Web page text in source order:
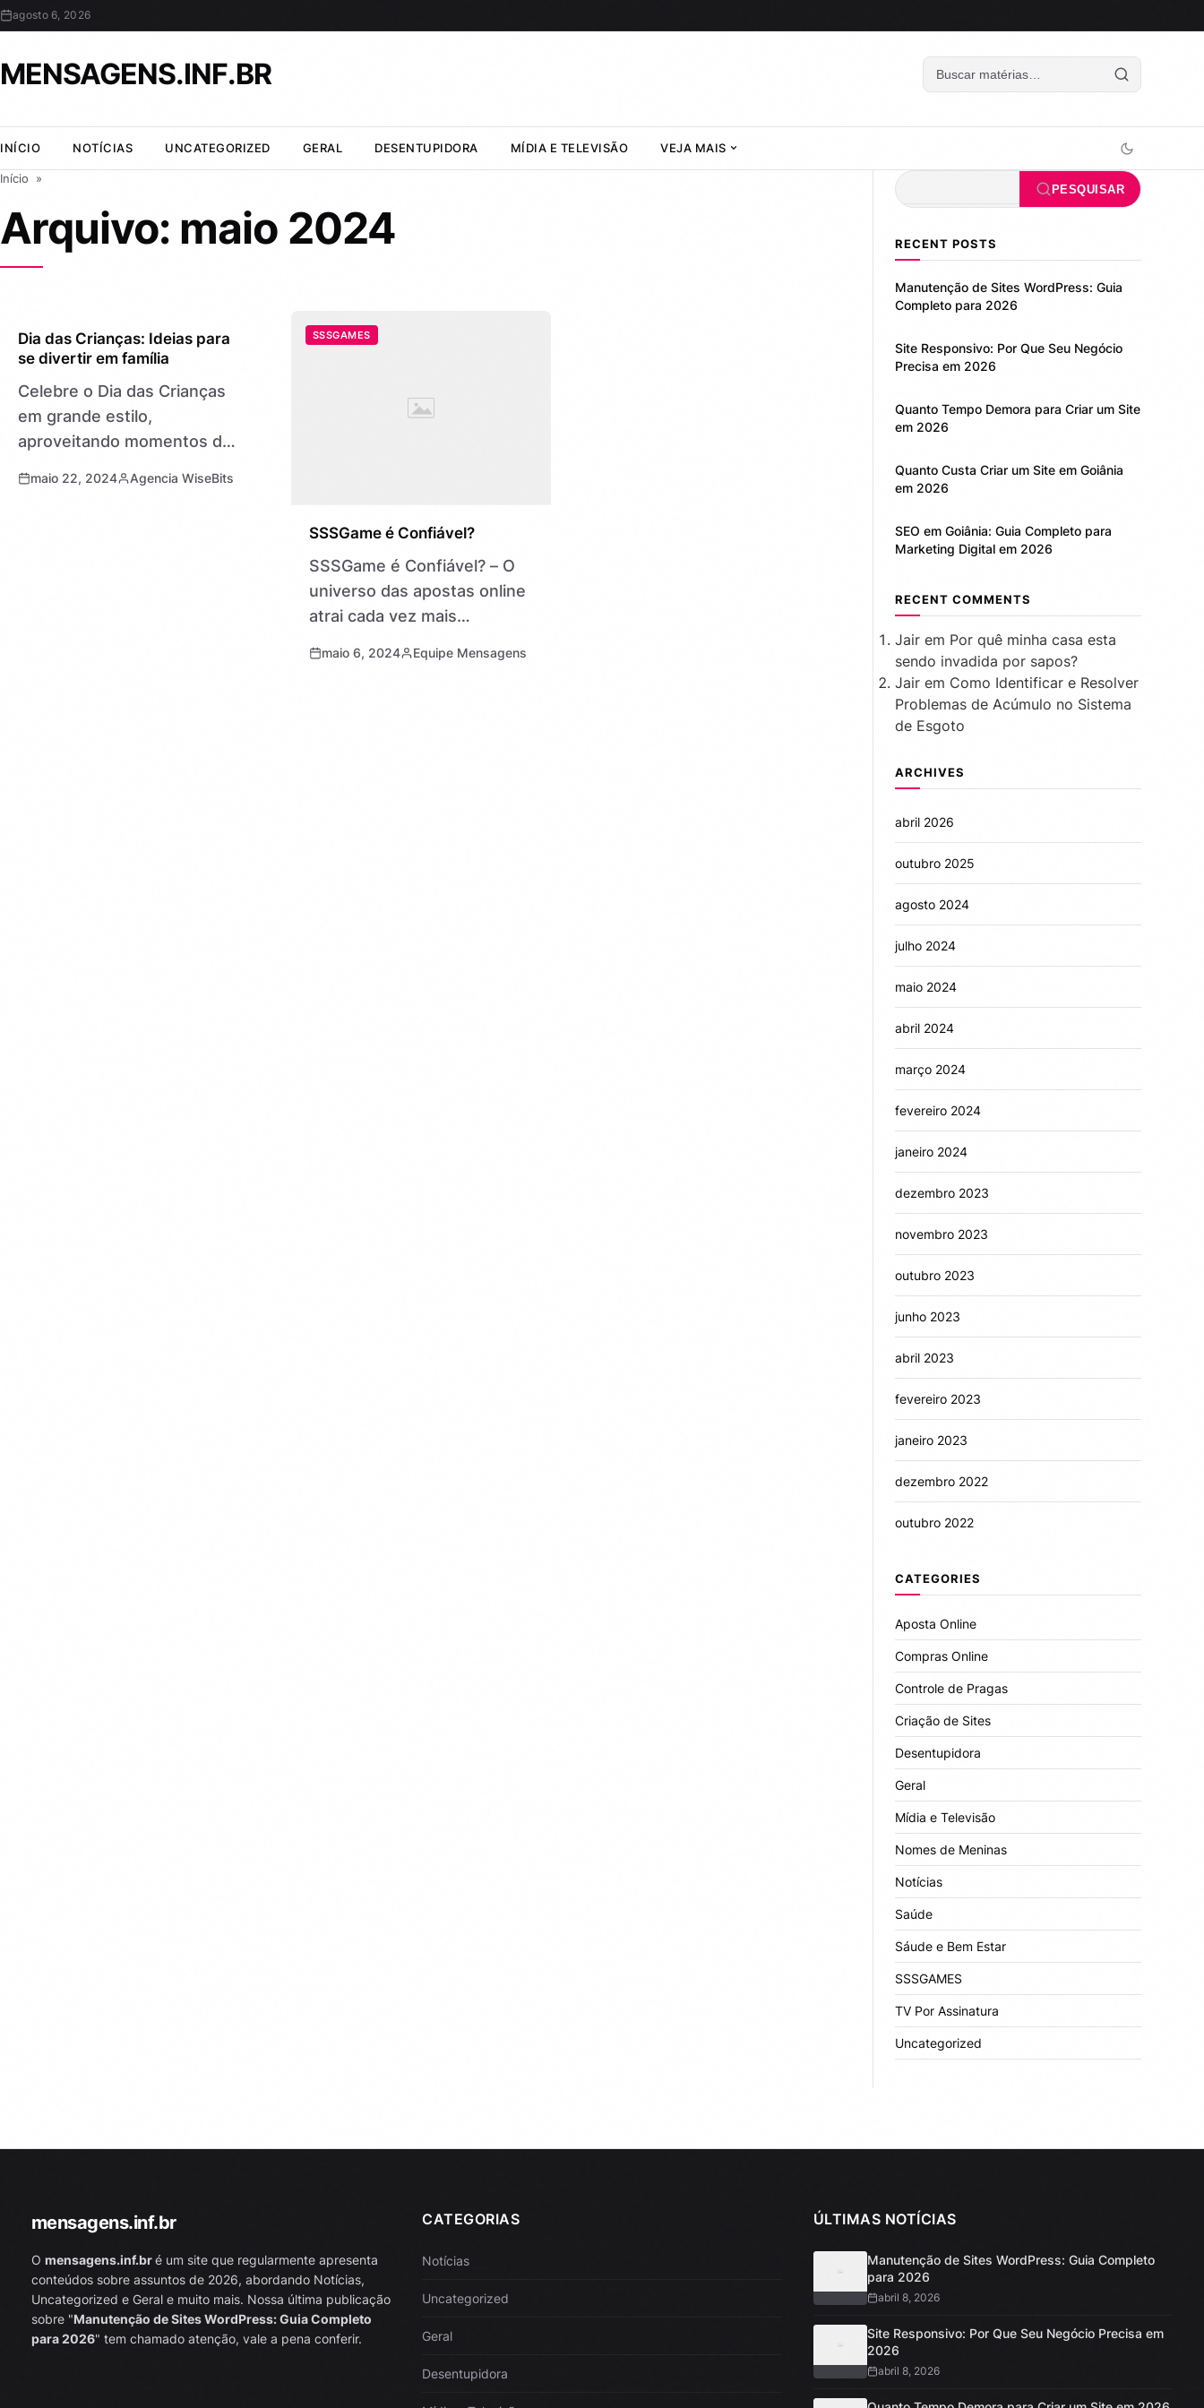
agosto 6, 2026
MENSAGENS.INF.BR
INÍCIO NOTÍCIAS UNCATEGORIZED GERAL DESENTUPIDORA MÍDIA E TELEVISÃO VEJA MAIS
Início »
Arquivo: maio 2024
GERAL
Dia das Crianças: Ideias para
se divertir em família
Celebre o Dia das Crianças
em grande estilo,
aproveitando momentos de
Nesta seção, apresentamos
maio 22, 2024 Agencia WiseBits
SSSGAMES
SSSGame é Confiável?
SSSGame é Confiável? – O
universo das apostas online
atrai cada vez mais
emoção e adrenalina. Mas,
maio 6, 2024 Equipe Mensagens
Pesquisar PESQUISAR
RECENT POSTS
Manutenção de Sites WordPress: Guia
Completo para 2026
Site Responsivo: Por Que Seu Negócio
Precisa em 2026
Quanto Tempo Demora para Criar um Site
em 2026
Quanto Custa Criar um Site em Goiânia
em 2026
SEO em Goiânia: Guia Completo para
Marketing Digital em 2026
RECENT COMMENTS
Jair em Por quê minha casa esta
sendo invadida por sapos?
Jair em Como Identificar e Resolver
Problemas de Acúmulo no Sistema
de Esgoto
ARCHIVES
abril 2026
outubro 2025
agosto 2024
julho 2024
maio 2024
abril 2024
março 2024
fevereiro 2024
janeiro 2024
dezembro 2023
novembro 2023
outubro 2023
junho 2023
abril 2023
fevereiro 2023
janeiro 2023
dezembro 2022
outubro 2022
CATEGORIES
Aposta Online
Compras Online
Controle de Pragas
Criação de Sites
Desentupidora
Geral
Mídia e Televisão
Nomes de Meninas
Notícias
Saúde
Sáude e Bem Estar
SSSGAMES
TV Por Assinatura
Uncategorized
mensagens.inf.br
O mensagens.inf.bré um site que regularmente apresenta
conteúdos sobre assuntos de 2026, abordando Notícias,
Uncategorized e Geral e muito mais. Nossa última publicação
sobre "Manutenção de Sites WordPress: Guia Completo
para 2026" tem chamado atenção, vale a pena conferir.
CATEGORIAS
Notícias
Uncategorized
Geral
Desentupidora
ÚLTIMAS NOTÍCIAS
Manutenção de Sites WordPress: Guia Completo
para 2026
abril 8, 2026
Site Responsivo: Por Que Seu Negócio Precisa em
2026
abril 8, 2026